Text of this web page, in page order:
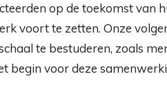
op de toekomst van
voort te zetten. Onze
te bestuderen, zoals
begin voor deze